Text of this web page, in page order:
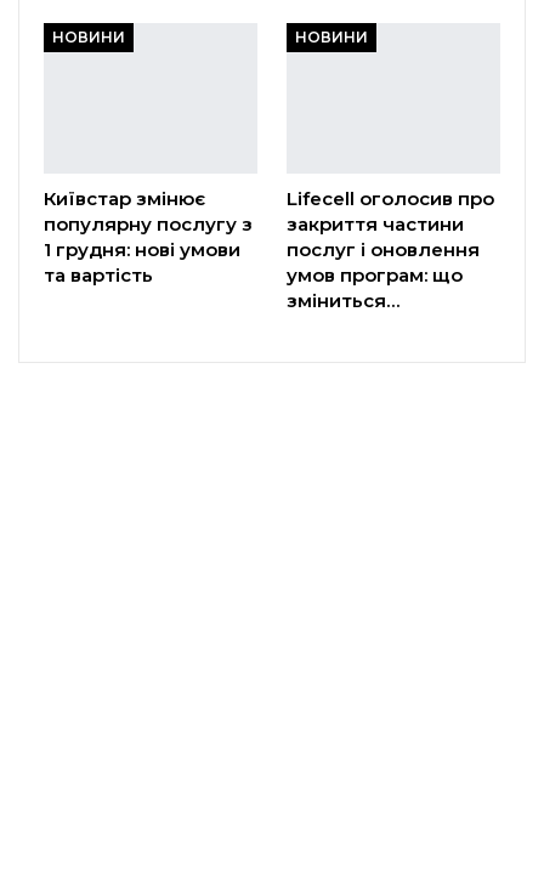
НОВИНИ
Київстар змінює
популярну послугу з
1 грудня: нові умови
та вартість
НОВИНИ
Lifecell оголосив про
закриття частини
послуг і оновлення
умов програм: що
зміниться…